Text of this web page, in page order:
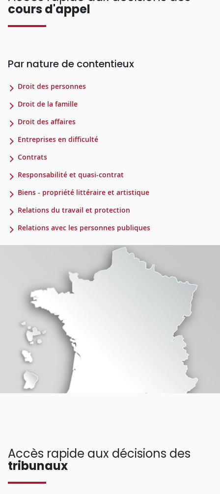
cours d'appel
Par nature de contentieux
Droit des personnes
Droit de la famille
Droit des affaires
Entreprises en difficulté
Contrats
Responsabilité et quasi-contrat
Biens - propriété littéraire et artistique
Relations du travail et protection
Relations avec les personnes publiques
Accès rapide aux décisions des
tribunaux